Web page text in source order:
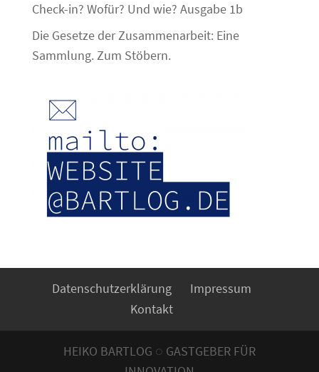
Check-in? Wofür? Und wie? Ausgabe 1b
Die Gesetze der Zusammenarbeit: Eine
Sammlung. Zum Stöbern.
Datenschutzerklärung
Impressum
Kontakt
HEIKO BARTLOG ◌ GASTGEBER FÜR